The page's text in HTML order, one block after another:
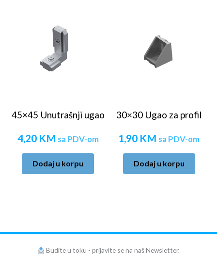
45×45 Unutrašnji ugao
4,20 KM sa PDV-om
Dodaj u korpu
30×30 Ugao za profil
1,90 KM sa PDV-om
Dodaj u korpu
Budite u toku - prijavite se na naš Newsletter.